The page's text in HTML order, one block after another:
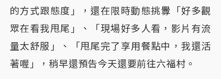
的方式跟態度」，還在限時動態挑釁「好多觀
眾在看我甩尾」、「現場好多人看，影片有流
量太舒服」、「甩尾完了享用餐點中，我還活
著喔」，稍早還預告今天還要前往六福村。